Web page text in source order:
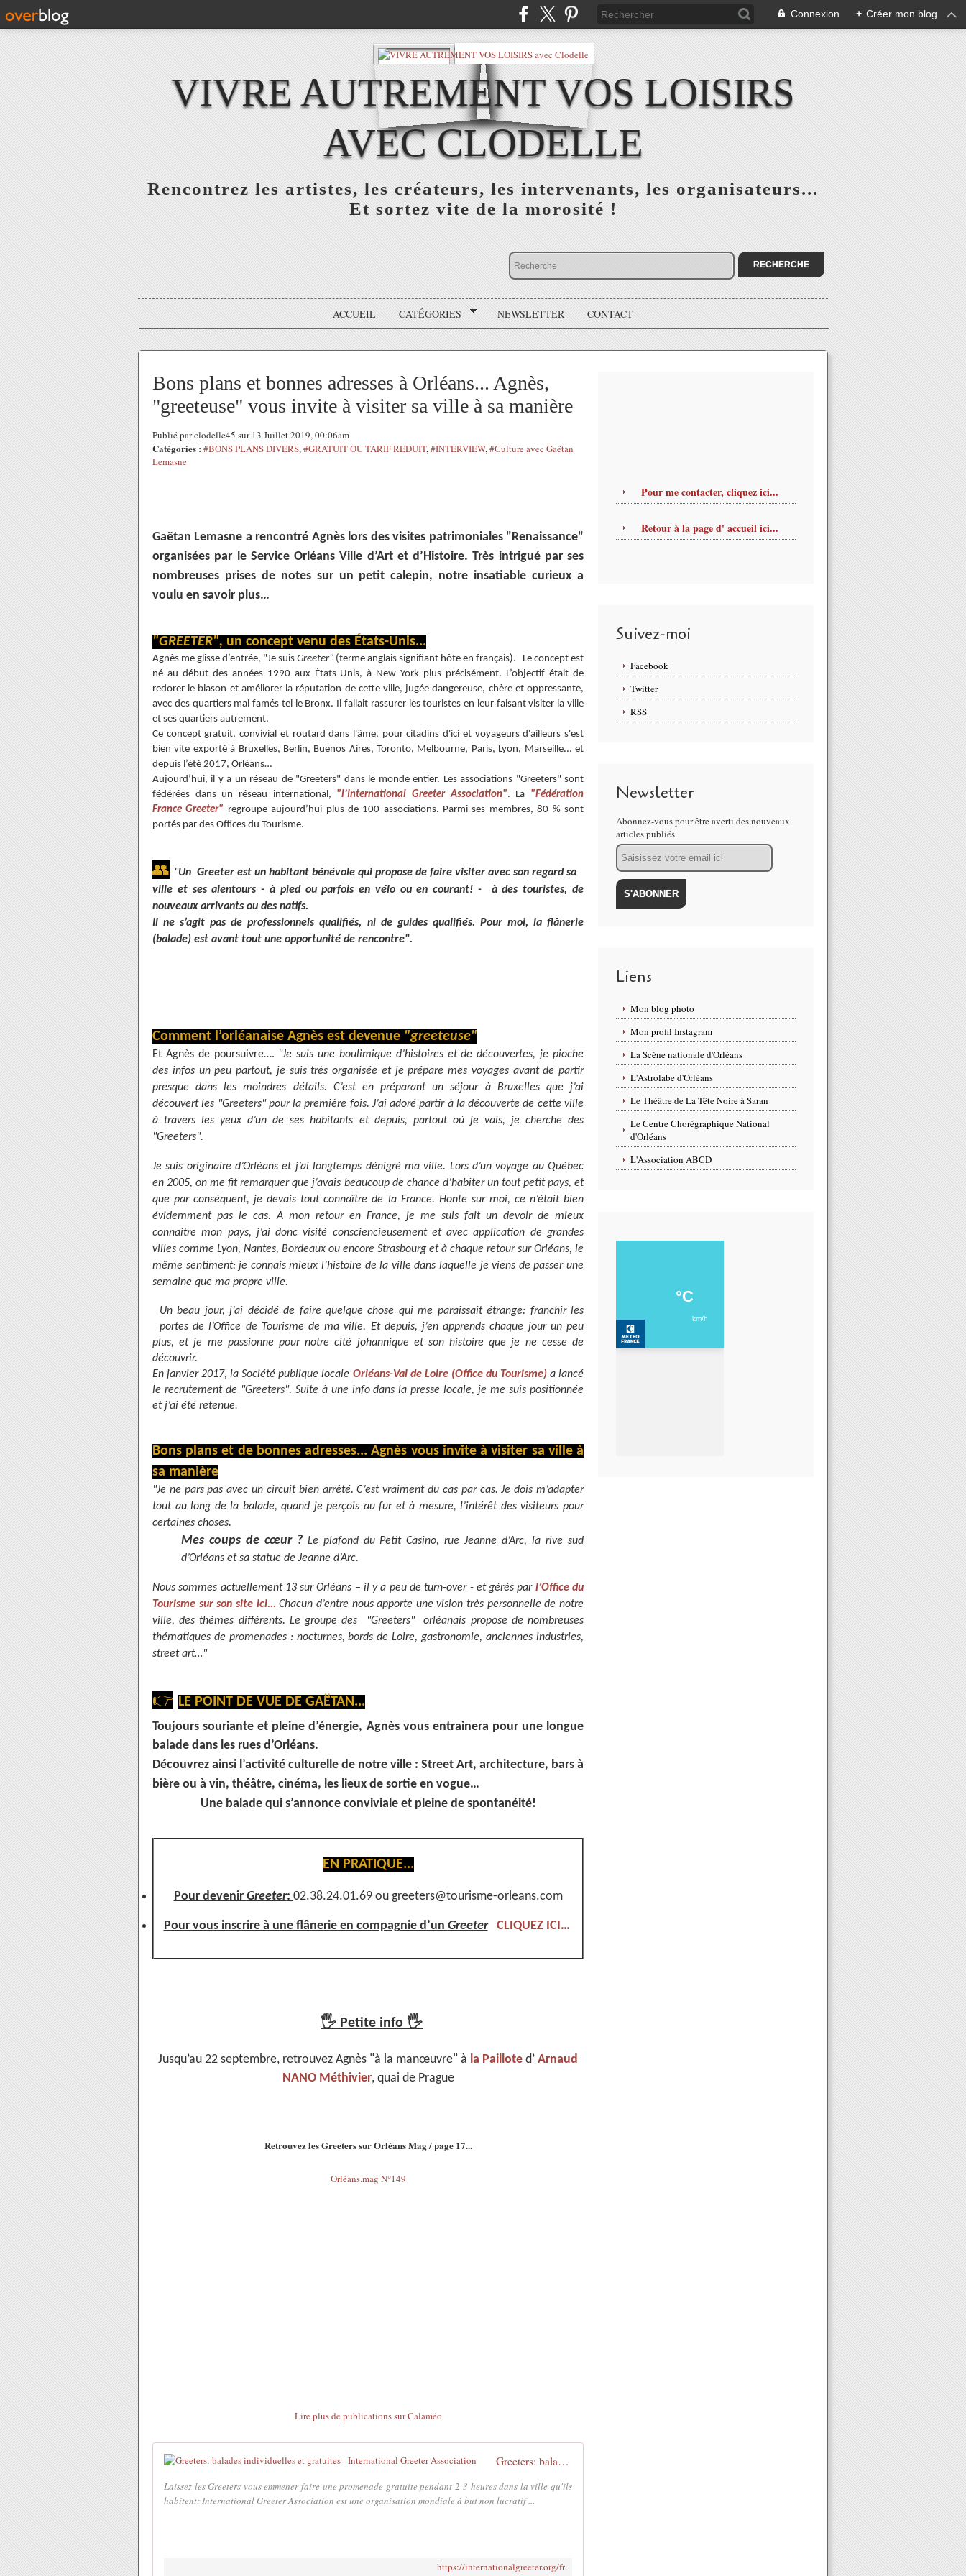
Connexion + Créer mon blog
VIVRE AUTREMENT VOS LOISIRS
AVEC CLODELLE
Rencontrez les artistes, les créateurs, les intervenants, les organisateurs...
Et sortez vite de la morosité !
ACCUEIL CATÉGORIES NEWSLETTER CONTACT
Bons plans et bonnes adresses à Orléans... Agnès,
"greeteuse" vous invite à visiter sa ville à sa manière
Publié par clodelle45 sur 13 Juillet 2019, 00:06am
Catégories : #BONS PLANS DIVERS,#GRATUIT OU TARIF REDUIT,#INTERVIEW,#Culture avec Gaëtan
Lemasne
Gaëtan Lemasne a rencontré Agnès lors des visites patrimoniales "Renaissance"
organisées par le Service Orléans Ville d’Art et d’Histoire. Très intrigué par ses
nombreuses prises de notes sur un petit calepin, notre insatiable curieux a
voulu en savoir plus…
"GREETER", un concept venu des États-Unis...
Agnès me glisse d’entrée, "Je suis Greeter" (terme anglais signifiant hôte en français). Le concept est
né au début des années 1990 aux États-Unis, à New York plus précisément. L’objectif était de
redorer le blason et améliorer la réputation de cette ville, jugée dangereuse, chère et oppressante,
avec des quartiers mal famés tel le Bronx. Il fallait rassurer les touristes en leur faisant visiter la ville
et ses quartiers autrement.
Ce concept gratuit, convivial et routard dans l'âme, pour citadins d'ici et voyageurs d'ailleurs s'est
bien vite exporté à Bruxelles, Berlin, Buenos Aires, Toronto, Melbourne, Paris, Lyon, Marseille... et
depuis l’été 2017, Orléans…
Aujourd’hui, il y a un réseau de "Greeters" dans le monde entier. Les associations "Greeters" sont
fédérées dans un réseau international, "l’International Greeter Association". La "Fédération
France Greeter" regroupe aujourd’hui plus de 100 associations. Parmi ses membres, 80 % sont
portés par des Offices du Tourisme.
👥 "Un Greeter est un habitant bénévole qui propose de faire visiter avec son regard sa
ville et ses alentours - à pied ou parfois en vélo ou en courant! - à des touristes, de
nouveaux arrivants ou des natifs.
Il ne s’agit pas de professionnels qualifiés, ni de guides qualifiés. Pour moi, la flânerie
(balade) est avant tout une opportunité de rencontre".
Comment l’orléanaise Agnès est devenue "greeteuse"
Et Agnès de poursuivre…. "Je suis une boulimique d’histoires et de découvertes, je pioche
des infos un peu partout, je suis très organisée et je prépare mes voyages avant de partir
presque dans les moindres détails. C’est en préparant un séjour à Bruxelles que j’ai
découvert les "Greeters" pour la première fois. J’ai adoré partir à la découverte de cette ville
à travers les yeux d’un de ses habitants et depuis, partout où je vais, je cherche des
"Greeters".
Je suis originaire d’Orléans et j’ai longtemps dénigré ma ville. Lors d’un voyage au Québec
en 2005, on me fit remarquer que j’avais beaucoup de chance d’habiter un tout petit pays, et
que par conséquent, je devais tout connaître de la France. Honte sur moi, ce n’était bien
évidemment pas le cas. A mon retour en France, je me suis fait un devoir de mieux
connaitre mon pays, j’ai donc visité consciencieusement et avec application de grandes
villes comme Lyon, Nantes, Bordeaux ou encore Strasbourg et à chaque retour sur Orléans, le
même sentiment: je connais mieux l’histoire de la ville dans laquelle je viens de passer une
semaine que ma propre ville.
Un beau jour, j’ai décidé de faire quelque chose qui me paraissait étrange: franchir les
portes de l’Office de Tourisme de ma ville. Et depuis, j’en apprends chaque jour un peu
plus, et je me passionne pour notre cité johannique et son histoire que je ne cesse de
découvrir.
En janvier 2017, la Société publique locale Orléans-Val de Loire (Office du Tourisme)a lancé
le recrutement de "Greeters". Suite à une info dans la presse locale, je me suis positionnée
et j’ai été retenue.
Bons plans et de bonnes adresses... Agnès vous invite à visiter sa ville à
sa manière
"Je ne pars pas avec un circuit bien arrêté. C’est vraiment du cas par cas. Je dois m’adapter
tout au long de la balade, quand je perçois au fur et à mesure, l’intérêt des visiteurs pour
certaines choses.
Mes coups de cœur ?Le plafond du Petit Casino, rue Jeanne d’Arc, la rive sud
d’Orléans et sa statue de Jeanne d’Arc.
Nous sommes actuellement 13 sur Orléans – il y a peu de turn-over - et gérés parl’Office du
Tourisme sur son site ici... Chacun d’entre nous apporte une vision très personnelle de notre
ville, des thèmes différents. Le groupe des "Greeters" orléanais propose de nombreuses
thématiques de promenades : nocturnes, bords de Loire, gastronomie, anciennes industries,
street art…"
👉 LE POINT DE VUE DE GAËTAN...
Toujours souriante et pleine d’énergie, Agnès vous entrainera pour une longue
balade dans les rues d’Orléans.
Découvrez ainsi l’activité culturelle de notre ville : Street Art, architecture, bars à
bière ou à vin, théâtre, cinéma, les lieux de sortie en vogue…
Une balade qui s’annonce conviviale et pleine de spontanéité!
EN PRATIQUE...
Pour devenir Greeter: 02.38.24.01.69 ou greeters@tourisme-orleans.com
Pour vous inscrire à une flânerie en compagnie d’un Greeter CLIQUEZ ICI…
🖐 Petite info 🖐
Jusqu’au 22 septembre, retrouvez Agnès "à la manœuvre" à la Paillote d’ Arnaud
NANO Méthivier, quai de Prague
Retrouvez les Greeters sur Orléans Mag / page 17...
Orléans.mag N°149
Lire plus de publications sur Calaméo
Greeters: balades individuelles et gratuites - International Greeter Association
Laissez les Greeters vous emmener faire une promenade gratuite pendant 2-3 heures dans la ville qu'ils
habitent: International Greeter Association est une organisation mondiale à but non lucratif ...
https://internationalgreeter.org/fr
Pour me contacter, cliquez ici...
Retour à la page d' accueil ici...
Suivez-moi
Facebook
Twitter
RSS
Newsletter
Abonnez-vous pour être averti des nouveaux
articles publiés.
Email
Liens
Mon blog photo
Mon profil Instagram
La Scène nationale d'Orléans
L'Astrolabe d'Orléans
Le Théâtre de La Tête Noire à Saran
Le Centre Chorégraphique National
d'Orléans
L'Association ABCD